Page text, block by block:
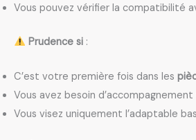
Vous pouvez vérifier la compatibilité
Prudence si:
C’est votre première fois dans les
Vous avez besoin
Vous visez uniquement l’adaptable